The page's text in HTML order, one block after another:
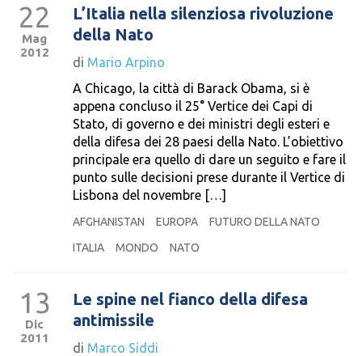
22
Mag
2012
L’Italia nella silenziosa rivoluzione
della Nato
di Mario Arpino
A Chicago, la città di Barack Obama, si è
appena concluso il 25° Vertice dei Capi di
Stato, di governo e dei ministri degli esteri e
della difesa dei 28 paesi della Nato. L’obiettivo
principale era quello di dare un seguito e fare il
punto sulle decisioni prese durante il Vertice di
Lisbona del novembre […]
AFGHANISTAN EUROPA
FUTURO DELLA NATO
ITALIA
MONDO NATO
13
Dic
2011
Le spine nel fianco della difesa
antimissile
di Marco Siddi